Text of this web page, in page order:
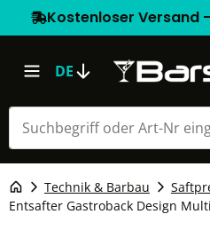
Kostenloser Versand
DE
Technik & Barbau
Entsafter Gastroback Design